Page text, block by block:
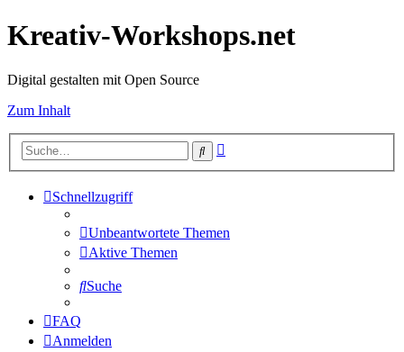
Kreativ-Workshops.net
Digital gestalten mit Open Source
Zum Inhalt
Suche
Schnellzugriff
Unbeantwortete Themen
Aktive Themen
Suche
FAQ
Anmelden